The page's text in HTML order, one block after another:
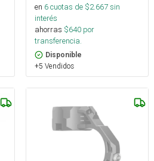
en 6cuotas de $2.667sin
interés
ahorras $640 por
transferencia.
Disponible
+5 Vendidos